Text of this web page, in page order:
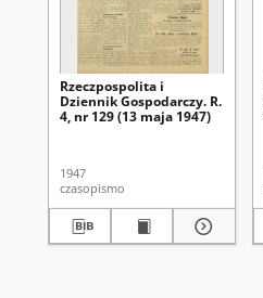
Rzeczpospolita i
Dziennik Gospodarczy. R.
4, nr 129 (13 maja 1947)
1947
czasopismo